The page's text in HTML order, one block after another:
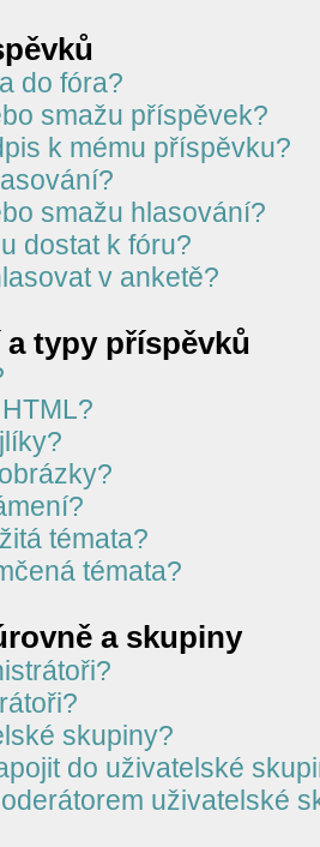
do fóra?
smažu příspěvek?
k mému příspěvku?
smažu hlasování?
dostat k fóru?
v anketě?
typy příspěvků
témata?
témata?
a skupiny
skupiny?
do uživatelské
uživatelské